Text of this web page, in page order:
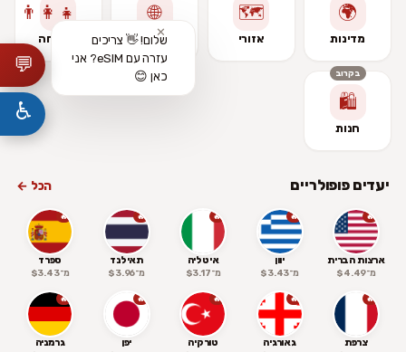
🌍
מדינות
🗺️
אזורי
🌐
גלובלי
👨‍👩‍👧
משפחה
בקרוב
🛍️
חנות
יעדים פופולריים הכל ←
🔥
ארצות הברית
מ־$4.49
🔥
יוון
מ־$3.43
🔥
איטליה
מ־$3.17
🔥
תאילנד
מ־$3.96
🔥
ספרד
מ־$3.43
🔥
צרפת
🔥
גאורגיה
🔥
טורקיה
🔥
יפן
🔥
גרמניה
💬
✕
שלום! 👋 צריכים
עזרה עם eSIM? אני
כאן 😊
♿